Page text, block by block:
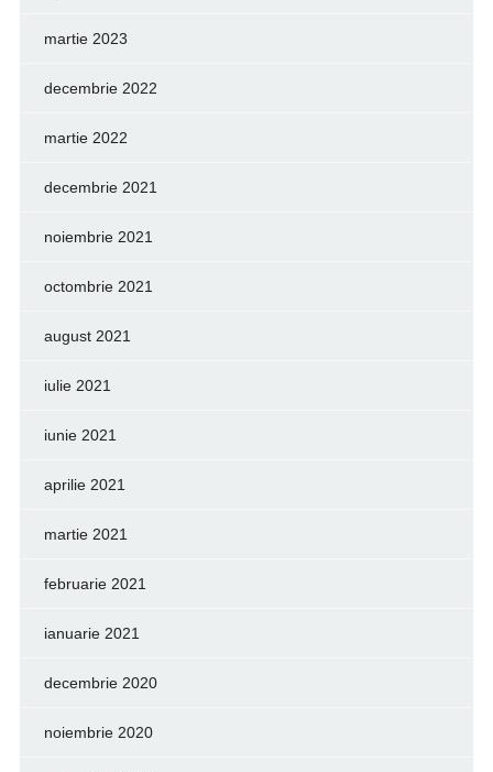
martie 2023
decembrie 2022
martie 2022
decembrie 2021
noiembrie 2021
octombrie 2021
august 2021
iulie 2021
iunie 2021
aprilie 2021
martie 2021
februarie 2021
ianuarie 2021
decembrie 2020
noiembrie 2020